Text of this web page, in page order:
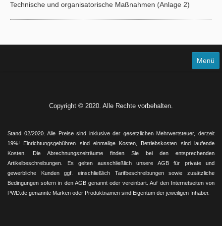
Technische und organisatorische Maßnahmen (Anlage 2)
Menü
Sitemap
Downloads
Copyright © 2020. Alle Rechte vorbehalten.
Stand 02/2020. Alle Preise sind inklusive der gesetzlichen Mehrwertsteuer, derzeit
19%! Einrichtungsgebühren sind einmalige Kosten, Betriebskosten sind laufende
Kosten. Die Abrechnungszeiträume finden Sie bei den entsprechenden
Artikelbeschreibungen. Es gelten ausschließlich unsere AGB für private und
gewerbliche Kunden ggf. einschließlich Tarifbeschreibungen sowie zusätzliche
Bedingungen sofern in den AGB genannt oder vereinbart. Auf den Internetseiten von
PWD.de genannte Marken oder Produktnamen sind Eigentum der jeweiligen Inhaber.